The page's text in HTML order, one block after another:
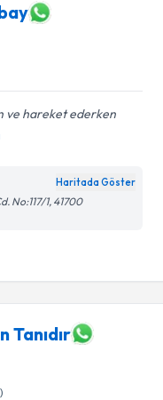
ve hareket ederken
Haritada Göster
No:117/1, 41700
Tanıdır